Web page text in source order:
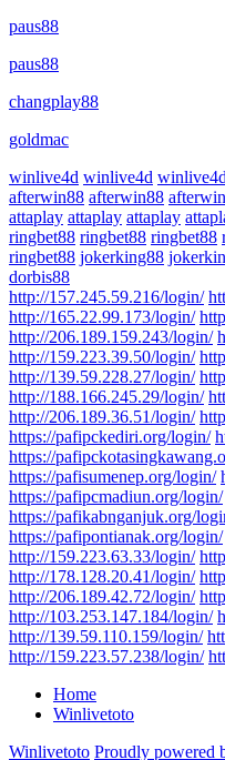
paus88
paus88
changplay88
goldmac
winlive4d winlive4d winlive4d
afterwin88 afterwin88
attaplay attaplay attaplay
ringbet88 ringbet88 ringbet88
ringbet88 jokerking88
dorbis88
http://157.245.59.216/login/
http://165.22.99.173/login/
http://206.189.159.243/login/
http://159.223.39.50/login/
http://139.59.228.27/login/
http://188.166.245.29/login/
http://206.189.36.51/login/
https://pafipckediri.org/login/
https://
https://pafisumenep.org/login/
https://pafipcmadiun.org/login/
https://pafikabnganjuk.org/
https://pafipontianak.org/login/
http://159.223.63.33/login/
http://178.128.20.41/login/
http://206.189.42.72/login/
http://103.253.147.184/login/
http://139.59.110.159/login/
http://159.223.57.238/login/
Home
Winlivetoto
Winlivetoto Proudly powered